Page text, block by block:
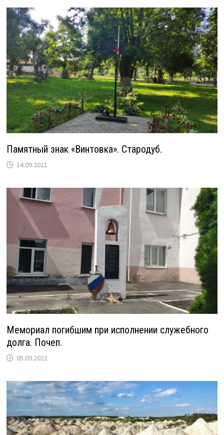
Памятный знак «Винтовка». Стародуб.
14.09.2021
Мемориал погибшим при исполнении служебного
долга. Почеп.
05.09.2022